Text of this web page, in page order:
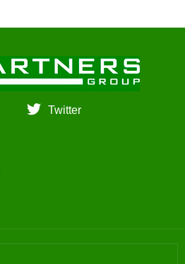
Twitter